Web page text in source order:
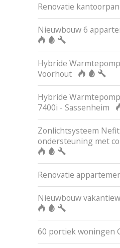
Renovatie
Nieuwbouw 6
Hybride
Voorhout
Hybride
7400i - Sassenheim
Zonlichtsysteem
ondersteuning met
Renovatie
Nieuwbouw
60 portiek woningen